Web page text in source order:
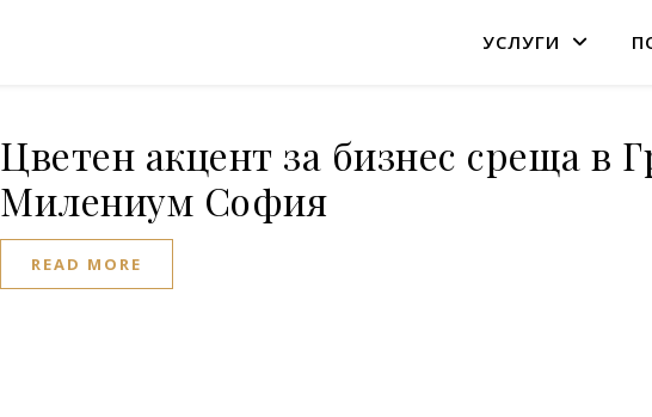
УСЛУГИ
Цветен акцент за бизнес среща в
Милениум София
READ MORE